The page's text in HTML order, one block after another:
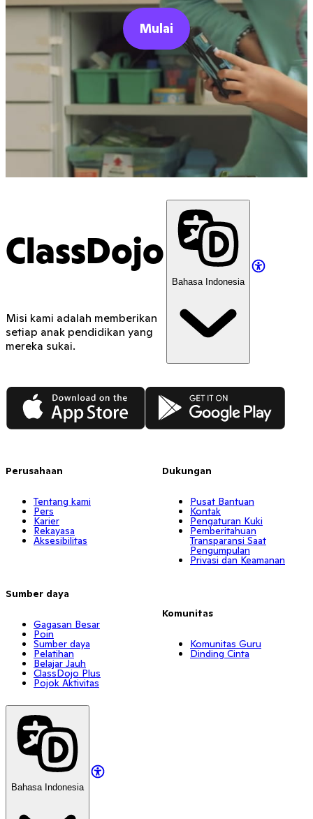
Mulai
ClassDojo
Misi kami adalah memberikan
setiap anak pendidikan yang
mereka sukai.
Bahasa Indonesia
App Store Google Play
Perusahaan
Tentang kami
Pers
Karier
Rekayasa
Aksesibilitas
Sumber daya
Gagasan Besar
Poin
Sumber daya
Pelatihan
Belajar Jauh
ClassDojo Plus
Pojok Aktivitas
Dukungan
Pusat Bantuan
Kontak
Pengaturan Kuki
Pemberitahuan
Transparansi Saat
Pengumpulan
Privasi dan Keamanan
Komunitas
Komunitas Guru
Dinding Cinta
Bahasa Indonesia